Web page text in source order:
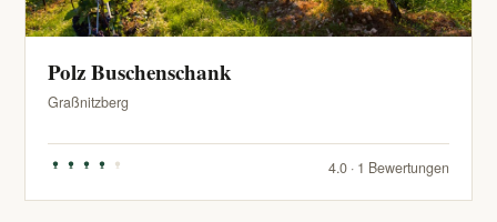
Polz Buschenschank
Graßnitzberg
4.0 · 1 Bewertungen